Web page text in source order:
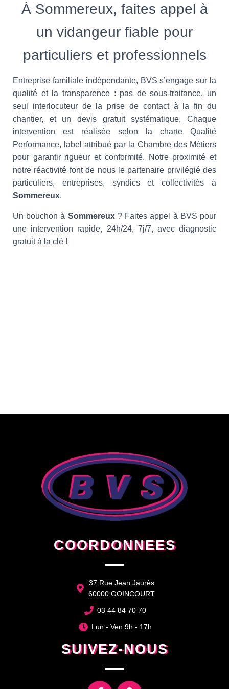
À Sommereux, faites appel à
un vidangeur fiable pour
particuliers et professionnels
Entreprise familiale indépendante, BVS s’engage sur la
qualité et la transparence : pas de sous-traitance, un
seul interlocuteur de la prise de contact à la fin du
chantier, et un devis gratuit systématique. Chaque
intervention est réalisée selon la charte Qualité
Performance, label attribué par la Chambre des Métiers
pour garantir rigueur et conformité. Notre proximité et
notre réactivité font de nous le partenaire privilégié des
particuliers, entreprises, syndics et collectivités à
Sommereux.
Un bouchon à Sommereux? Faites appel à BVS pour
une intervention rapide, 24h/24, 7j/7, avec diagnostic
gratuit à la clé !
COORDONNEES
37 Rue Jean Jaurès
60000 GOINCOURT
03 44 84 70 70
Lun - Ven 9h - 17h
SUIVEZ-NOUS